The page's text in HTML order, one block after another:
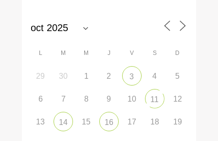
L M M J V S D
29 30 1 2 3 4 5
6 7 8 9 10 11 12
13 14 15 16 17 18 19